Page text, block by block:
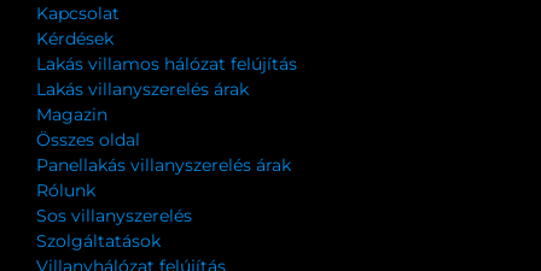
Kapcsolat
Kérdések
Lakás villamos hálózat felújítás
Lakás villanyszerelés árak
Magazin
Összes oldal
Panellakás villanyszerelés árak
Rólunk
Sos villanyszerelés
Szolgáltatások
Villanyhálózat felújítás